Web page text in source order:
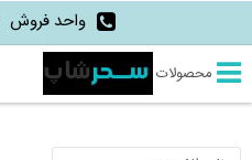
واحد فروش
محصولات